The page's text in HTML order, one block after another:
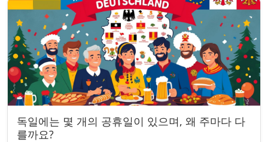
독일에는 몇 개의 공휴일이 있으며, 왜 주마다 다
를까요?